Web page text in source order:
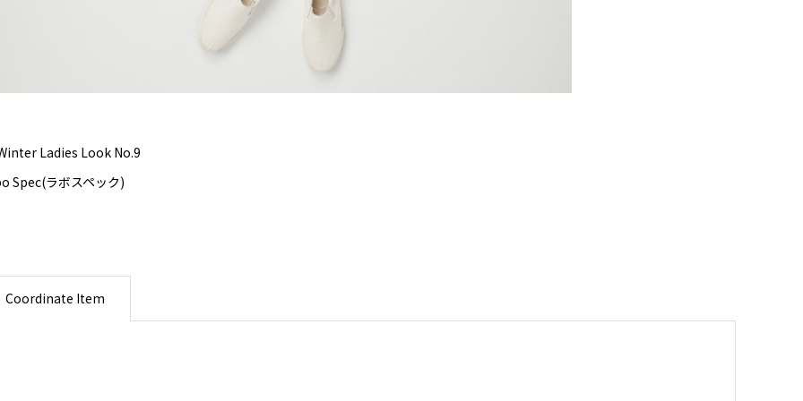
Ladies Look No.9
Spec(ラボスペック)
Coordinate Item